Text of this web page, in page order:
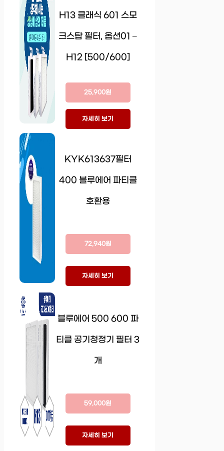
H13 클래식 601 스모
크스탑 필터, 옵션01 –
H12 [500/600]
25,900원
자세히 보기
KYK613637필터
400 블루에어 파티클
호환용
72,940원
자세히 보기
블루에어 500 600 파
티클 공기청정기 필터 3
개
59,000원
자세히 보기